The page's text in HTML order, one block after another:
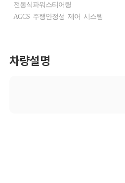
전동식파워스티어링
AGCS 주행안정성 제어 시스템
차량설명